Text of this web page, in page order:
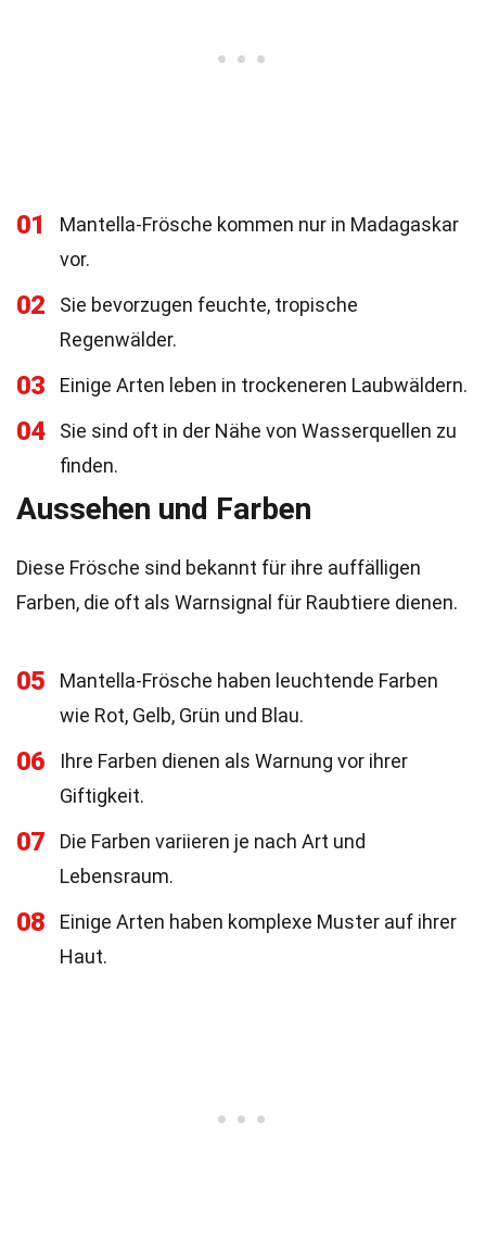
01
Mantella-Frösche kommen nur in Madagaskar
vor.
02
Sie bevorzugen feuchte, tropische
Regenwälder.
03 Einige Arten leben in trockeneren Laubwäldern.
04
Sie sind oft in der Nähe von Wasserquellen zu
finden.
Aussehen und Farben
Diese Frösche sind bekannt für ihre auffälligen
Farben, die oft als Warnsignal für Raubtiere dienen.
05
Mantella-Frösche haben leuchtende Farben
wie Rot, Gelb, Grün und Blau.
06
Ihre Farben dienen als Warnung vor ihrer
Giftigkeit.
07
Die Farben variieren je nach Art und
Lebensraum.
08
Einige Arten haben komplexe Muster auf ihrer
Haut.